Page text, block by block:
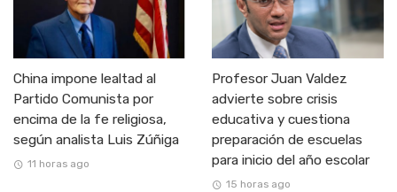
China impone lealtad al
Partido Comunista por
encima de la fe religiosa,
según analista Luis Zúñiga
11 horas ago
Profesor Juan Valdez
advierte sobre crisis
educativa y cuestiona
preparación de escuelas
para inicio del año escolar
15 horas ago